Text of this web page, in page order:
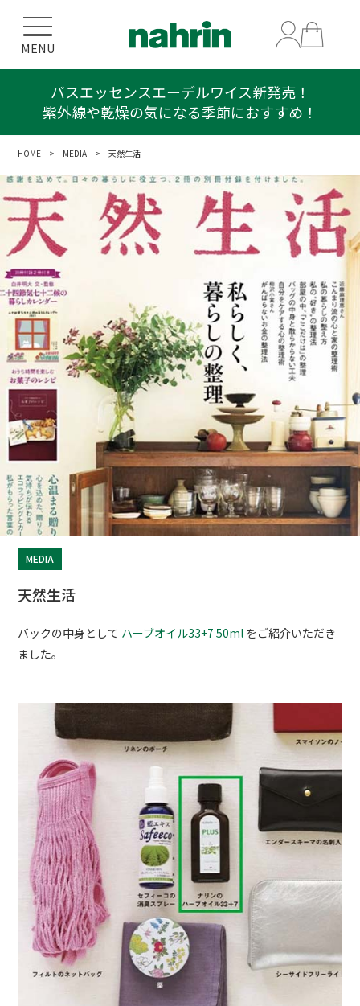
MENU
バスエッセンスエーデルワイス新発売！
紫外線や乾燥の気になる季節におすすめ！
HOME > MEDIA > 天然生活
MEDIA
天然生活
バックの中身として ハーブオイル33+7 50ml をご紹介いただき
ました。